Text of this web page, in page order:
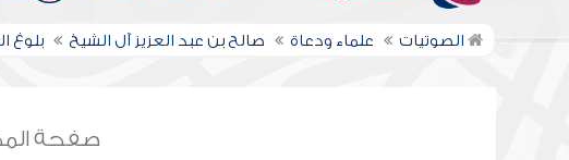
الصوتيات علماء ودعاة صالح بن عبد العزيز آل الشيخ بلوغ
صفحة